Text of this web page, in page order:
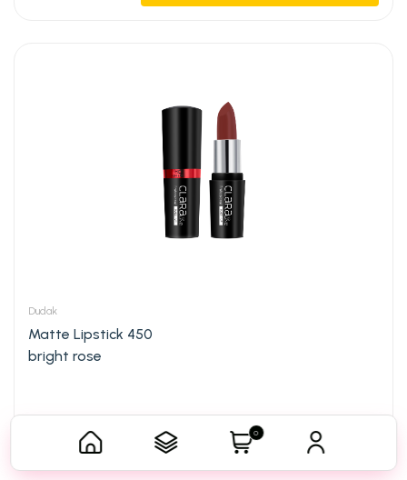
Dudak
Matte Lipstick 450
bright rose
Səbətə əlavə edin
0